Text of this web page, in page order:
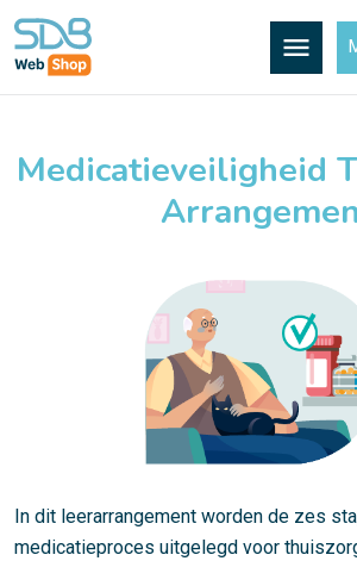
menu
Medicatieveiligheid
In dit leerarrangement worden de zes
medicatieproces uitgelegd voor